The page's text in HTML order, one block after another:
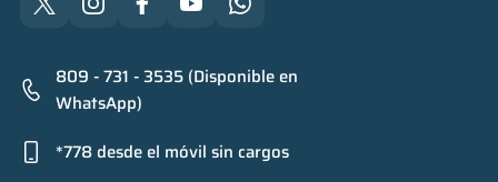
809 - 731 - 3535 (Disponible en
WhatsApp)
*778 desde el móvil sin cargos